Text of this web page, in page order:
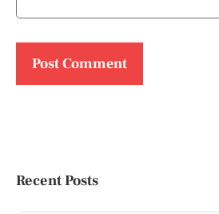
Recent Posts